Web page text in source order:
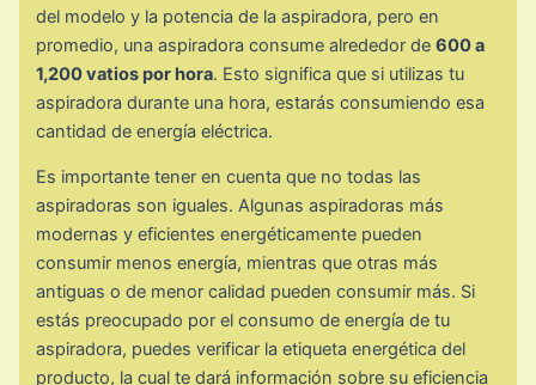
del modelo y la potencia de la aspiradora, pero en
promedio, una aspiradora consume alrededor de600 a
1,200 vatios por hora. Esto significa que si utilizas tu
aspiradora durante una hora, estarás consumiendo esa
cantidad de energía eléctrica.
Es importante tener en cuenta que no todas las
aspiradoras son iguales. Algunas aspiradoras más
modernas y eficientes energéticamente pueden
consumir menos energía, mientras que otras más
antiguas o de menor calidad pueden consumir más. Si
estás preocupado por el consumo de energía de tu
aspiradora, puedes verificar la etiqueta energética del
producto, la cual te dará información sobre su eficiencia